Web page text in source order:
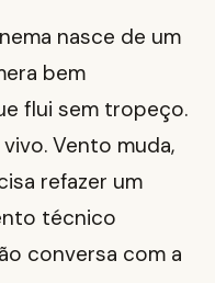
nasce de um
bem
flui sem tropeço.
Vento muda,
refazer um
técnico
conversa com a